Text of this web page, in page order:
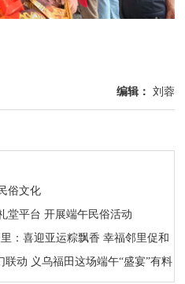
编辑： 刘蓉
俗文化
堂平台 开展端午民俗活动
：喜迎亚运粽飘香 幸福邻里促和
联动 义乌福田这场端午“盛宴”有料